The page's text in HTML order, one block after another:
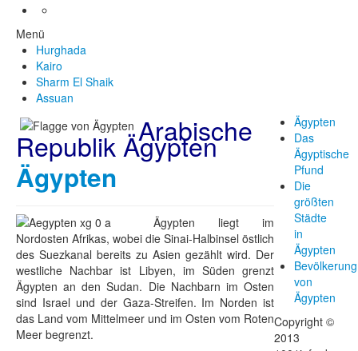
Menü
Hurghada
Kairo
Sharm El Shaik
Assuan
Arabische
Republik Ägypten
Ägypten
Ägypten liegt im
Nordosten Afrikas, wobei die Sinai-Halbinsel östlich
des Suezkanal bereits zu Asien gezählt wird. Der
westliche Nachbar ist Libyen, im Süden grenzt
Ägypten an den Sudan. Die Nachbarn im Osten
sind Israel und der Gaza-Streifen. Im Norden ist
das Land vom Mittelmeer und im Osten vom Roten
Meer begrenzt.
Ägypten
Das
Ägyptische
Pfund
Die
größten
Städte
in
Ägypten
Bevölkerung
von
Ägypten
Copyright ©
2013